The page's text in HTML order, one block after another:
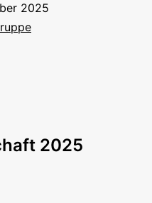
2025
2025